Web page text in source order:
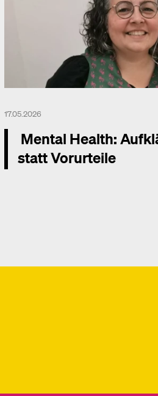
17.05.2026
Mental Health:
statt Vorurteile